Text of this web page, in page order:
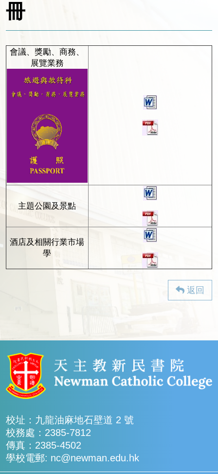
冊
會議、獎勵、商務、
展覽業務
主題公園及景點
酒店及相關行業市場
學
返回
校址：九龍油麻地石壁道 2 號
校務處：2385-7812
傳真：2385-4502
學校電郵: nc@newman.edu.hk